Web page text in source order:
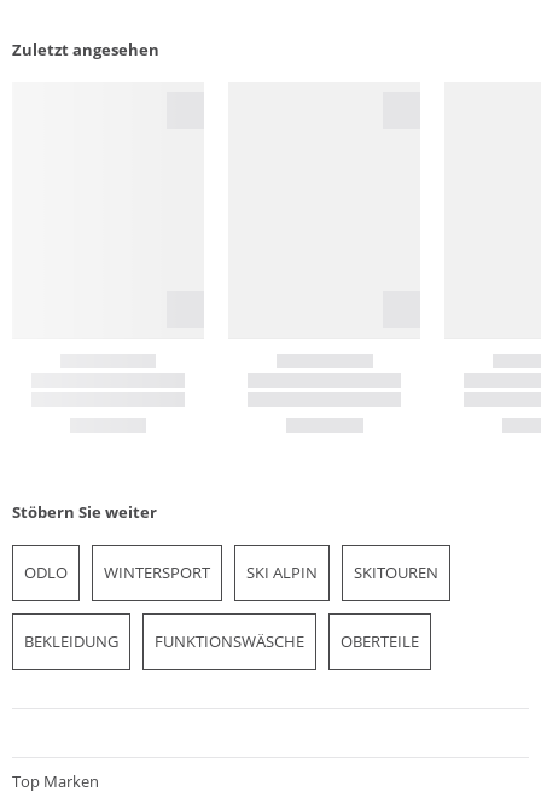
Zuletzt angesehen
Stöbern Sie weiter
ODLO WINTERSPORT SKI ALPIN SKITOUREN
BEKLEIDUNG FUNKTIONSWÄSCHE OBERTEILE
Top Marken